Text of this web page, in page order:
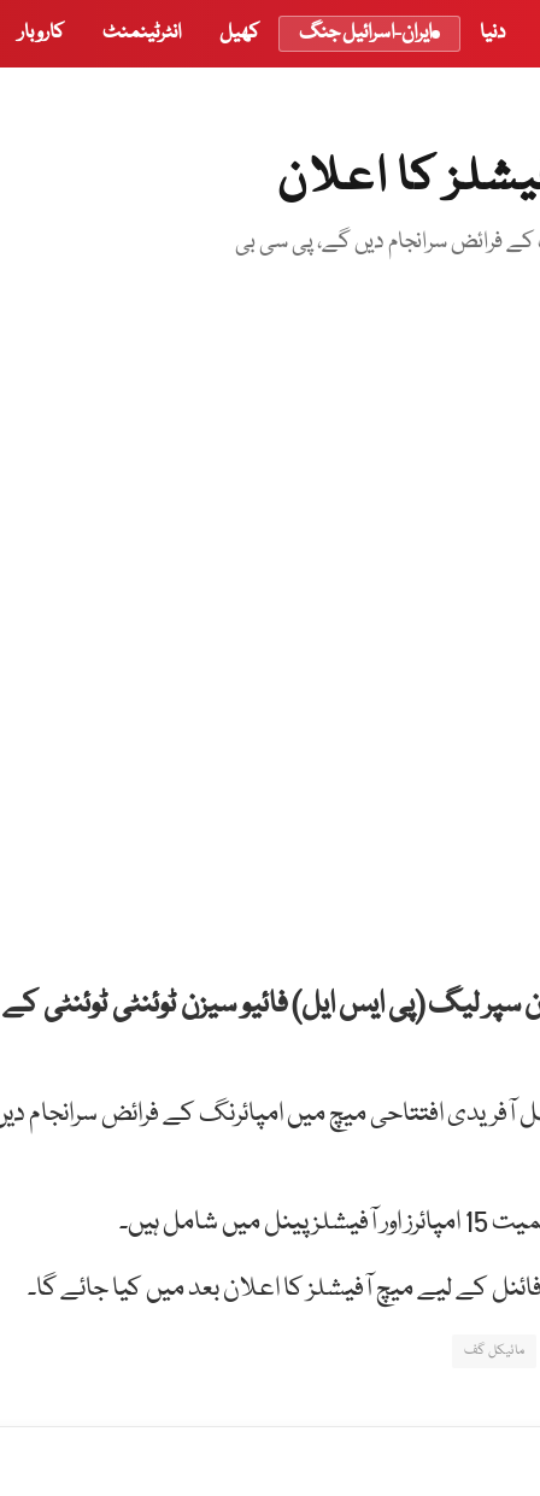
دنیا ایران-اسرائیل جنگ کھیل انٹرٹینمنٹ کاروبار
کا اعلان
کے فرائض سرانجام دیں گے، پی سی بی
لیگ (پی ایس ایل) فائیو سیزن ٹوئنٹی ٹوئنٹی کے
افتتاحی میچ میں امپائرنگ کے فرائض سرانجام
ہیں۔
کے لیے میچ آفیشلز کا اعلان بعد میں کیا جائے گا۔
مائیکل گف